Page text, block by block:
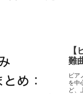
難
ピア
を中
ど、